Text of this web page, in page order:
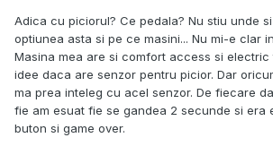
Adica cu piciorul? Ce pedala? Nu stiu unde
optiunea asta si pe ce masini... Nu mi-e clar
Masina mea are si comfort access si electric
idee daca are senzor pentru picior. Dar
ma prea inteleg cu acel senzor. De fiecare
fie am esuat fie se gandea 2 secunde si era
buton si game over.